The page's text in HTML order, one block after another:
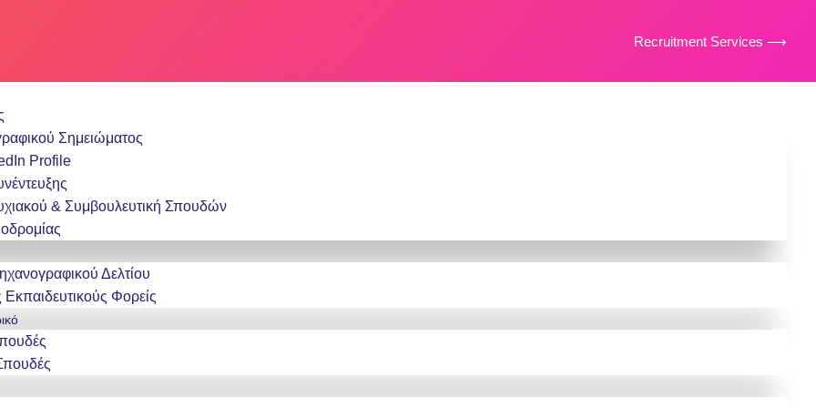
Recruitment Services ⟶
Σημειώματος
Profile
& Συμβουλευτική Σπουδών
Δελτίου
Φορείς